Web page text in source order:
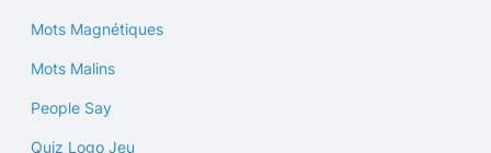
Mots Magnétiques
Mots Malins
People Say
Quiz Logo Jeu